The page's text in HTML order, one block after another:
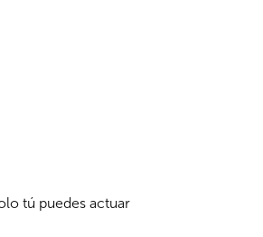
tú puedes actuar